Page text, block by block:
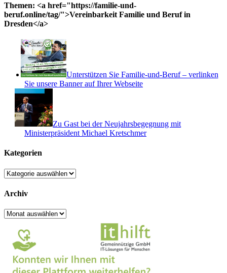
Themen: <a href="https://familie-und-
beruf.online/tag/">Vereinbarkeit Familie und Beruf in
Dresden</a>
Unterstützen Sie Familie-und-Beruf – verlinken
Sie unsere Banner auf Ihrer Webseite
Zu Gast bei der Neujahrsbegegnung mit
Ministerpräsident Michael Kretschmer
Kategorien
Kategorien
Archiv
Archiv